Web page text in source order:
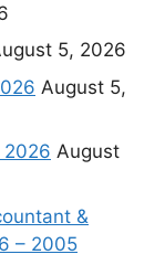
5, 2026
August 5,
2026 August
&
– 2005